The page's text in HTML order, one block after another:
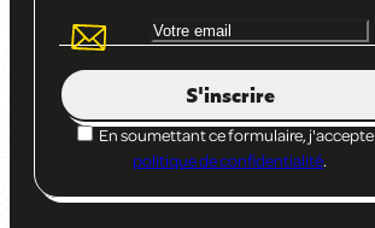
S'inscrire
En soumettant ce formulaire, j'accepte
politique de confidentialité.